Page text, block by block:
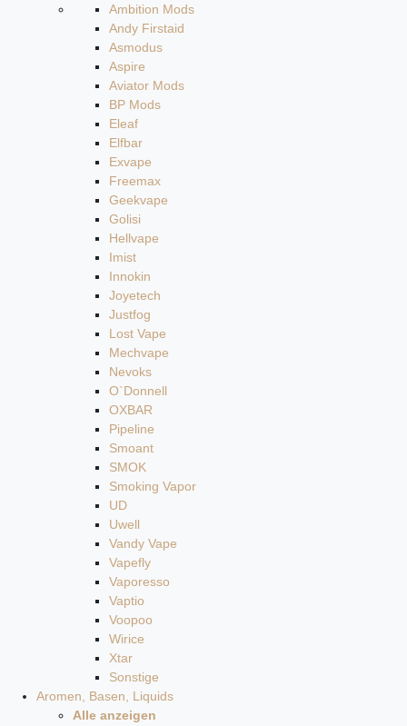
Ambition Mods
Andy Firstaid
Asmodus
Aspire
Aviator Mods
BP Mods
Eleaf
Elfbar
Exvape
Freemax
Geekvape
Golisi
Hellvape
Imist
Innokin
Joyetech
Justfog
Lost Vape
Mechvape
Nevoks
O`Donnell
OXBAR
Pipeline
Smoant
SMOK
Smoking Vapor
UD
Uwell
Vandy Vape
Vapefly
Vaporesso
Vaptio
Voopoo
Wirice
Xtar
Sonstige
Aromen, Basen, Liquids
Alle anzeigen